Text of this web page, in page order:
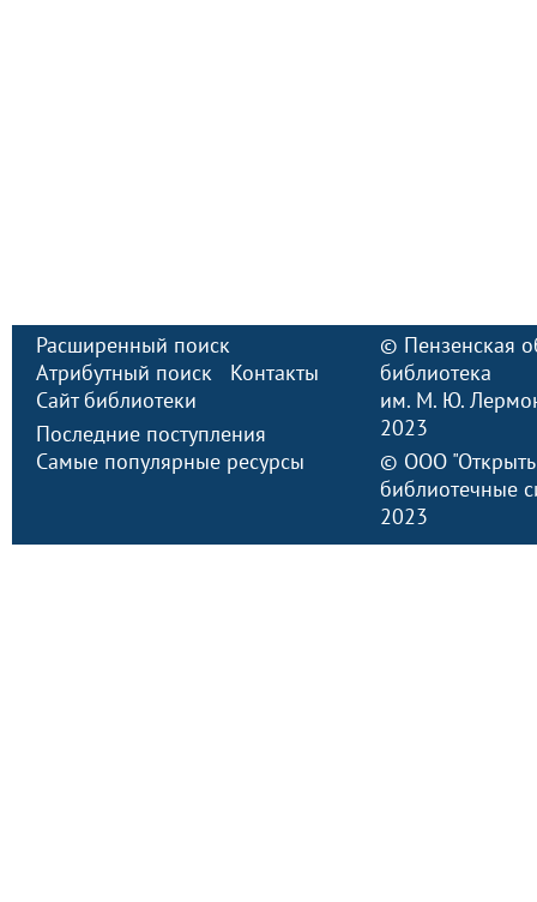
Расширенный поиск
Атрибутный поиск
Контакты
Сайт библиотеки
Последние поступления
Самые популярные ресурсы
© Пензенская
библиотека
им. М. Ю.
2023
© ООО
библиотечные
2023